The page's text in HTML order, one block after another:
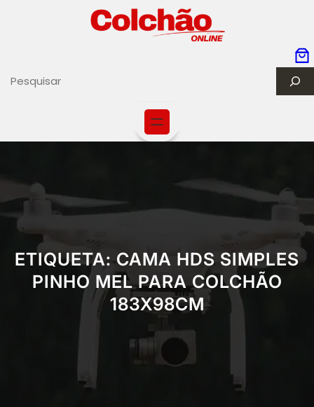
c
ETIQUETA:CAMA HDS SIMPLES
PINHO MEL PARA COLCHÃO
183X98CM